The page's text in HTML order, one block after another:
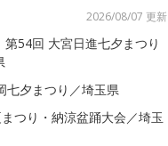
2026/08/07 更新
第54回 大宮日進七夕まつり
七夕まつり／埼玉県
つり・納涼盆踊大会／埼玉